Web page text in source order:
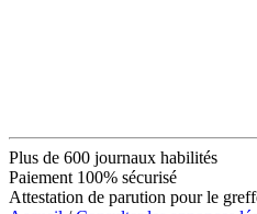
Plus de 600 journaux habilités
Paiement 100% sécurisé
Attestation de parution pour le